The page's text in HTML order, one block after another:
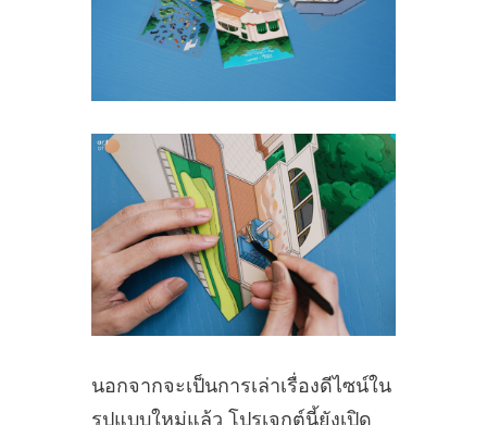
นอกจากจะเป็นการเล่าเรื่องดีไซน์ใน
รูปแบบใหม่แล้ว โปรเจกต์นี้ยังเปิด